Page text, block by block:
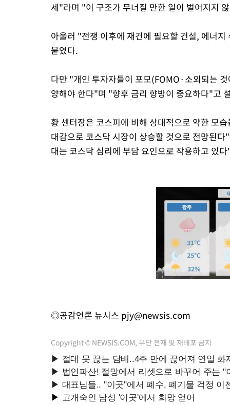
세"라며 "이 구조가 무너질 만한 일이 벌어지지
아울러 "전쟁 이후에 재건에 필요할 건설, 에너
붙였다.
다만 "개인 투자자들이 포모(FOMO·소외되는
양해야 한다"며 "향후 금리 향방이 중요하다"고
황 센터장은 코스피에 비해 상대적으로 약한 모
대감으로 코스닥 시장이 상승할 것으로 전망된
대는 코스닥 심리에 부담 요인으로 작용하고 있
◎공감언론 뉴시스 pjy@newsis.com
Copyright © NEWSIS.COM, 무단 전재 및 재배포 금지